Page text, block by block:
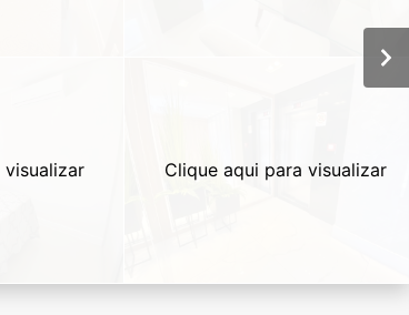
visualizar Clique aqui para visualizar